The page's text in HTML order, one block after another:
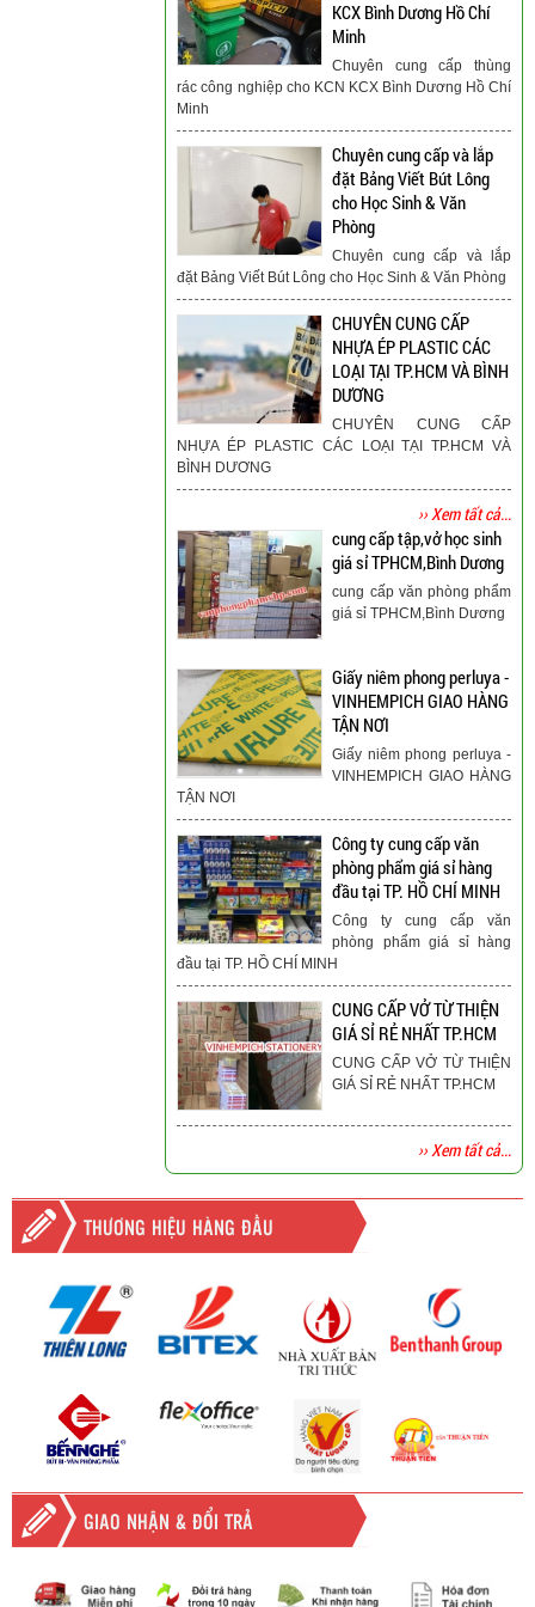
KCX Bình Dương Hồ Chí
Minh
Chuyên cung cấp thùng
rác công nghiệp cho KCN KCX Bình Dương Hồ Chí
Minh
Chuyên cung cấp và lắp
đặt Bảng Viết Bút Lông
cho Học Sinh & Văn
Phòng
Chuyên cung cấp và lắp
đặt Bảng Viết Bút Lông cho Học Sinh & Văn Phòng
CHUYÊN CUNG CẤP
NHỰA ÉP PLASTIC CÁC
LOẠI TẠI TP.HCM VÀ BÌNH
DƯƠNG
CHUYÊN CUNG CẤP
NHỰA ÉP PLASTIC CÁC LOẠI TẠI TP.HCM VÀ
BÌNH DƯƠNG
›› Xem tất cả...
cung cấp tập,vở học sinh
giá sỉ TPHCM,Bình Dương
cung cấp văn phòng phẩm
giá sỉ TPHCM,Bình Dương
Giấy niêm phong perluya -
VINHEMPICH GIAO HÀNG
TẬN NƠI
Giấy niêm phong perluya -
VINHEMPICH GIAO HÀNG
TẬN NƠI
Công ty cung cấp văn
phòng phẩm giá sỉ hàng
đầu tại TP. HỒ CHÍ MINH
Công ty cung cấp văn
phòng phẩm giá sỉ hàng
đầu tại TP. HỒ CHÍ MINH
CUNG CẤP VỞ TỪ THIỆN
GIÁ SỈ RẺ NHẤT TP.HCM
CUNG CẤP VỞ TỪ THIỆN
GIÁ SỈ RẺ NHẤT TP.HCM
›› Xem tất cả...
THƯƠNG HIỆU HÀNG ĐẦU
GIAO NHẬN & ĐỔI TRẢ